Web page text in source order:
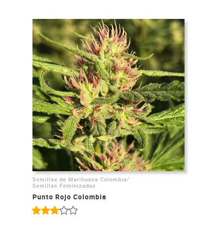
Semillas de Marihuana Colombia/
Semillas Feminizadas
Punto Rojo Colombia